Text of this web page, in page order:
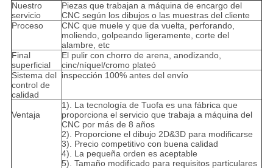
Nuestro
servicio
Piezas que trabajan a máquina de encargo del
CNC según los dibujos o las muestras del cliente
Proceso
CNC que muele y que da vuelta, perforando,
moliendo, golpeando ligeramente, corte del
alambre, etc
Final
superficial
El pulir con chorro de arena, anodizando,
cinc/níquel/cromo plateó
Sistema del
control de
calidad
inspección 100% antes del envío
Ventaja
1). La tecnología de Tuofa es una fábrica que
proporciona el servicio que trabaja a máquina del
CNC por más de 8 años
2). Proporcione el dibujo 2D&3D para modificarse
3). Precio competitivo con buena calidad
4). La pequeña orden es aceptable
5). Tamaño modificado para requisitos particulares